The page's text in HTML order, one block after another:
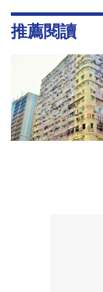
推薦閱讀